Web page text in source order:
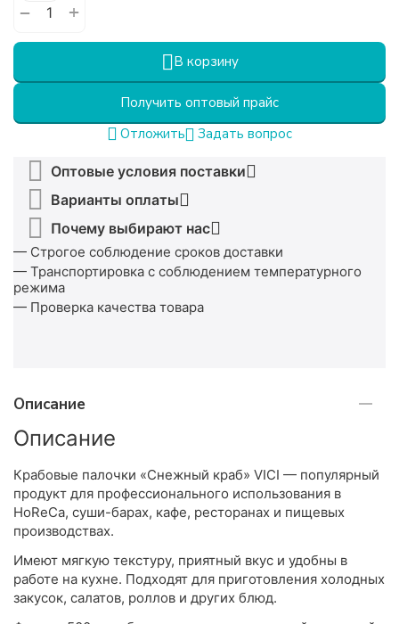
− +
В корзину
Получить оптовый прайс
Отложить
Задать вопрос
Оптовые условия поставки
Варианты оплаты
Почему выбирают нас
— Строгое соблюдение сроков доставки
— Транспортировка с соблюдением температурного
режима
— Проверка качества товара
Описание
Описание
Крабовые палочки «Снежный краб» VICI — популярный
продукт для профессионального использования в
HoReCa, суши-барах, кафе, ресторанах и пищевых
производствах.
Имеют мягкую текстуру, приятный вкус и удобны в
работе на кухне. Подходят для приготовления холодных
закусок, салатов, роллов и других блюд.